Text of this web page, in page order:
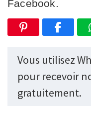
Facebook.
Vous utilisez
pour recevoir
gratuitement.